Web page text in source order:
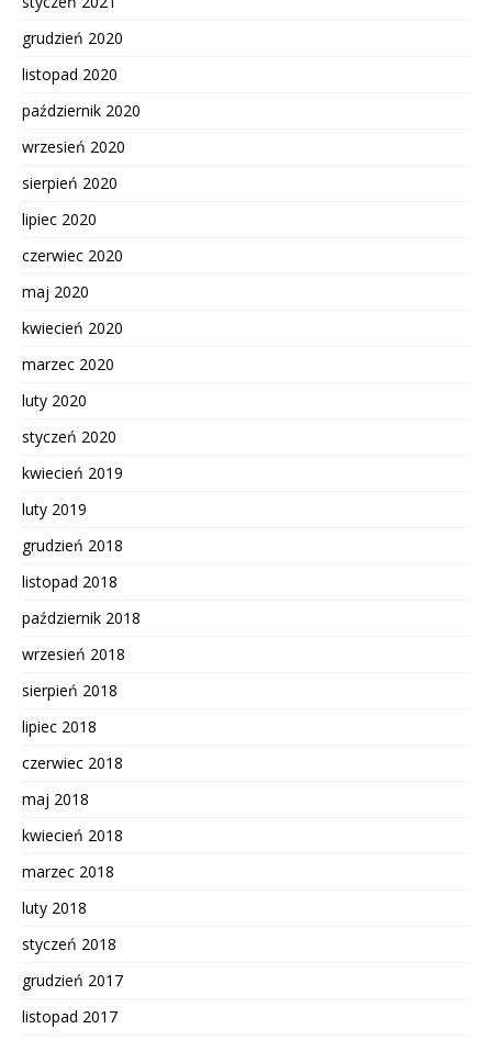
grudzień 2020
listopad 2020
październik 2020
wrzesień 2020
sierpień 2020
lipiec 2020
czerwiec 2020
maj 2020
kwiecień 2020
marzec 2020
luty 2020
styczeń 2020
kwiecień 2019
luty 2019
grudzień 2018
listopad 2018
październik 2018
wrzesień 2018
sierpień 2018
lipiec 2018
czerwiec 2018
maj 2018
kwiecień 2018
marzec 2018
luty 2018
styczeń 2018
grudzień 2017
listopad 2017